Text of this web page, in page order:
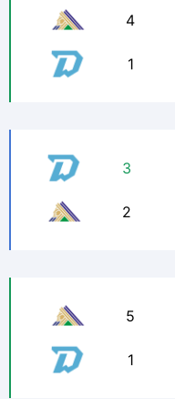
4
1
3
2
5
1